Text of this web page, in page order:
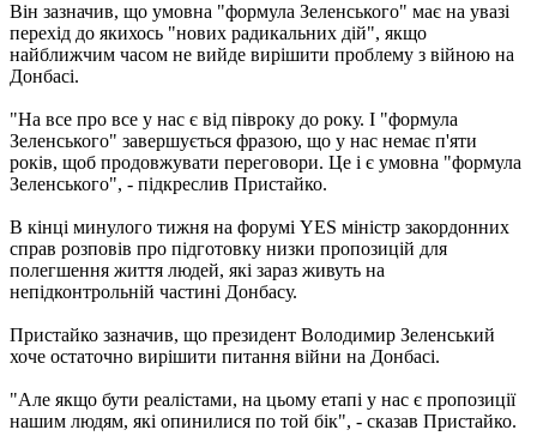
Він зазначив, що умовна "формула Зеленського" має на увазі
перехід до якихось "нових радикальних дій", якщо
найближчим часом не вийде вирішити проблему з війною на
Донбасі.
"На все про все у нас є від півроку до року. І "формула
Зеленського" завершується фразою, що у нас немає п'яти
років, щоб продовжувати переговори. Це і є умовна "формула
Зеленського", - підкреслив Пристайко.
В кінці минулого тижня на форумі YES міністр закордонних
справ розповів про підготовку низки пропозицій для
полегшення життя людей, які зараз живуть на
непідконтрольній частині Донбасу.
Пристайко зазначив, що президент Володимир Зеленський
хоче остаточно вирішити питання війни на Донбасі.
"Але якщо бути реалістами, на цьому етапі у нас є пропозиції
нашим людям, які опинилися по той бік", - сказав Пристайко.